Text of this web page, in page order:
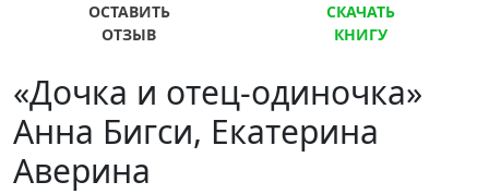
ОСТАВИТЬ
ОТЗЫВ
СКАЧАТЬ
КНИГУ
«Дочка и отец-одиночка»
Анна Бигси, Екатерина
Аверина